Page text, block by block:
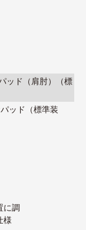
ッド（肩肘）（標
ッド（標準装
に調
様